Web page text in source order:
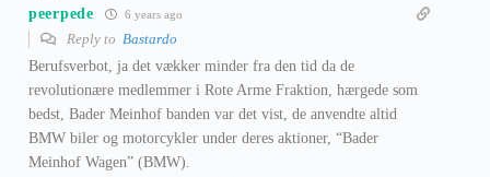
peerpede 6 years ago
Reply to Bastardo
Berufsverbot, ja det vækker minder fra den tid da de
revolutionære medlemmer i Rote Arme Fraktion, hærgede som
bedst, Bader Meinhof banden var det vist, de anvendte altid
BMW biler og motorcykler under deres aktioner, “Bader
Meinhof Wagen” (BMW).